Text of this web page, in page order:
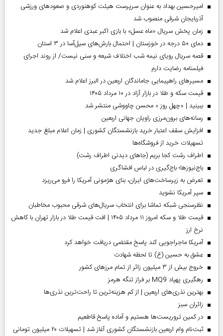
امیرحسین بهداد به عنوان سرپرست هیئت کوهنوردی و صعودهای ورزشی
آذربایجان شرقی منصوب شد
زمان پخش سریال «ماه عسل» با بازی اکبر عبدی اعلام شد
دمای ۵۰ درجه در خوزستان | احتمال بارش‌های سیل‌آسا در ۳ استان
قصه سریال رویای نیمه شب اختلاف شیعه و سنی نیست/ از روند اجرای
فیلمنامه رضایت دارم
مسیر‌های راهپیمایی جاماندگان اربعین در البرز اعلام شد
قیمت سکه و طلا در بازار آزاد در ۱۰ مرداد ۱۴۰۵
ببینید | «چهل روز » محسن چاووشی منتشر شد
رسانه‌های برون‌مرزی راویان جهانی اربعین
افزایش سقف اعتبار خرید بازنشستگان کشوری | زمان اعلام مبلغ جدید
تسهیلات خرید از فروشگاه‌ها
اطراف رشت کجا بریم (جاهای دیدنی اطراف رشت)
باج‌نیوزها؛ باج‌گیری در لباس افشاگری
تعرض به زیرساخت‌های ایران، بنای هژمونی آمریکا را فرو می‌ریزد
سپر آمریکا نشوید
نظرسنجی شبکه تماشا برای انتخاب سریال‌های شرقی محبوب مخاطبان
قیمت طلا و سکه امروز ۱۱ مرداد ۱۴۰۵ | افت قیمت طلا در بازار تهران با کاهش
نرخ ارز
آمریکا ماجراجویی کند پاسخ مقتضی دریافت خواهد کرد
عشق به حسین (ع) تا لحظه شهادت
خروج بیش از ۳ میلیون زائر از تمام مرز‌های کشور
رهگیری پهپاد MQ9 بر فراز تنگه هرمز
بهترین نذری‌های اربعین | از کم هزینه‌ترین تا راحت‌ترین نذری‌ها
‌زائران سبز
در کمین تروریست‌ها هستیم و آماده پاسخ قاطعیم
ثبت‌نام وام اربعین بازنشستگان کشوری آغاز شد | تسهیلات ۲۰ میلیون تومانی